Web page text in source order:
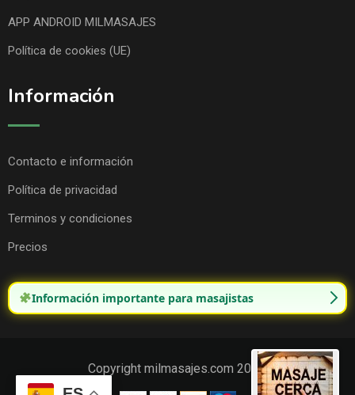
APP ANDROID MILMASAJES
Política de cookies (UE)
Información
Contacto e información
Política de privacidad
Terminos y condiciones
Precios
Información importante para masajistas
Copyright milmasajes.com 2025.